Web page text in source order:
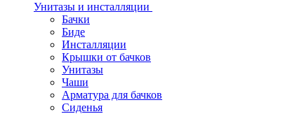
Унитазы и инсталляции
Бачки
Биде
Инсталляции
Крышки от бачков
Унитазы
Чаши
Арматура для бачков
Сиденья